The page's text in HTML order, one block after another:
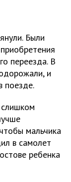
Были
переезда. В
и
поезде.
мальчика
в самолет
ребенка